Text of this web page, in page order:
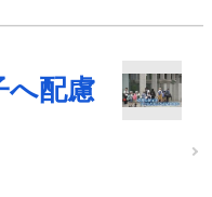
へ配慮